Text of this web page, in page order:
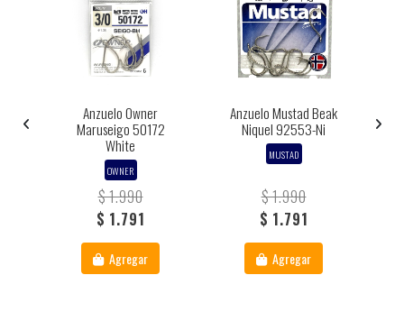
Anzuelo Owner
Maruseigo 50172
White
OWNER
$ 1.990
$ 1.791
Agregar
Anzuelo Mustad Beak
Niquel 92553-Ni
MUSTAD
$ 1.990
$ 1.791
Agregar